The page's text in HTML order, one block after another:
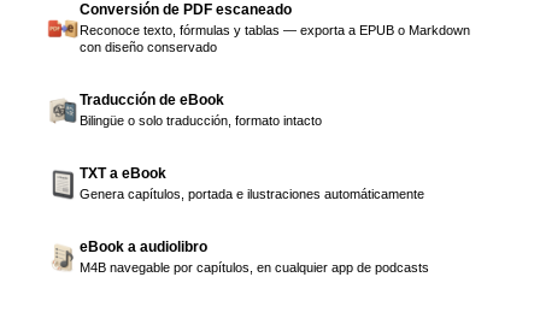
Conversión de PDF escaneado
Reconoce texto, fórmulas y tablas — exporta a EPUB o Markdown
con diseño conservado
Traducción de eBook
Bilingüe o solo traducción, formato intacto
TXT a eBook
Genera capítulos, portada e ilustraciones automáticamente
eBook a audiolibro
M4B navegable por capítulos, en cualquier app de podcasts